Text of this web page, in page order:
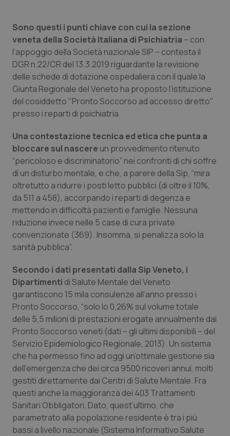
Puglia
Sardegna
Sicilia
Umbria
Valle D’Aosta
Veneto
Malattie rare
Malattia di Crohn & Rettocolite Ulcerosa
Neuroscienze & patologie neurodegenerative
Oftalmologia
Oncodermatologia
Oncoematologia
Oncologia & Nutrizione
Quotidiano Cardiologia
Quotidiano Chirurgia
Quotidiano Oncologia
Quotidiano Pediatria
Rene & patologie urogenitali
Salute orale & impianti
Sono questi i punti chiave con cui la sezione
veneta della Società Italiana di Psichiatria – con
l’appoggio della Società nazionale SIP – contesta il
DGR n.22/CR del 13.3.2019 riguardante la revisione
delle schede di dotazione ospedaliera con il quale la
Giunta Regionale del Veneto ha proposto l’istituzione
del cosiddetto "Pronto Soccorso ad accesso diretto"
presso i reparti di psichiatria.
Una contestazione tecnica ed etica che punta a
bloccare sul nascere un provvedimento ritenuto
“pericoloso e discriminatorio” nei confronti di chi soffre
di un disturbo mentale, e che, a parere della Sip, “mira
oltretutto a ridurre i posti letto pubblici (di oltre il 10%,
da 511 a 458), accorpando i reparti di degenza e
mettendo in difficoltà pazienti e famiglie. Nessuna
riduzione invece nelle 5 case di cura private
convenzionate (369). Insomma, si penalizza solo la
sanità pubblica”.
Secondo i dati presentati dalla Sip Veneto, i
Dipartimenti di Salute Mentale del Veneto
garantiscono 15 mila consulenze all’anno presso i
Pronto Soccorso, “solo lo 0,26% sul volume totale
delle 5,5 milioni di prestazioni erogate annualmente dai
Pronto Soccorso veneti (dati – gli ultimi disponibili – del
Servizio Epidemiologico Regionale, 2013). Un sistema
che ha permesso fino ad oggi un’ottimale gestione sia
dell’emergenza che dei circa 9500 ricoveri annui, molti
gestiti direttamente dai Centri di Salute Mentale. Fra
questi anche la maggioranza dei 403 Trattamenti
Sanitari Obbligatori. Dato, quest’ultimo, che
parametrato alla popolazione residente è tra i più
bassi a livello nazionale (Sistema Informativo Salute